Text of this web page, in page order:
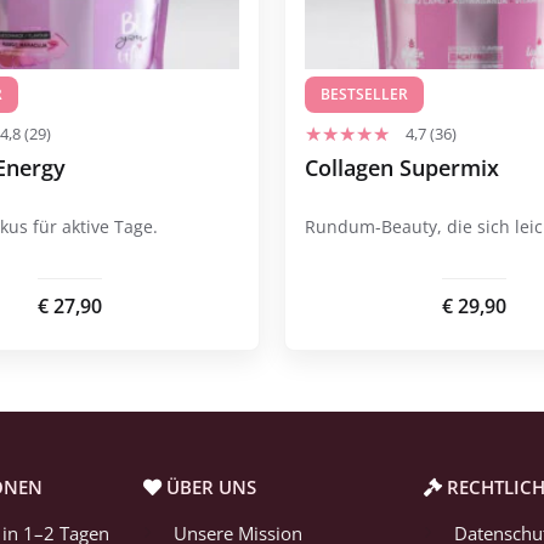
4,8 (29)
für aktive Tage.
€27,90
BESTSELLER
4,7 (36)
Collagen Supermix
Rundum-Beauty, die sich
€29,90
1–2 Tagen
ÜBER UNS
Unsere Mission